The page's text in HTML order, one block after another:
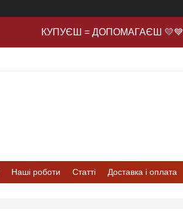
КУПУЄШ = ДОПОМАГАЄШ 💛💙
Наші роботи Статті Доставка і оплата